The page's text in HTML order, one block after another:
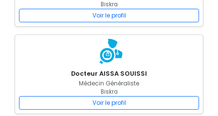
Biskra
Voir le profil
Docteur AISSA SOUISSI
Médecin Généraliste
Biskra
Voir le profil